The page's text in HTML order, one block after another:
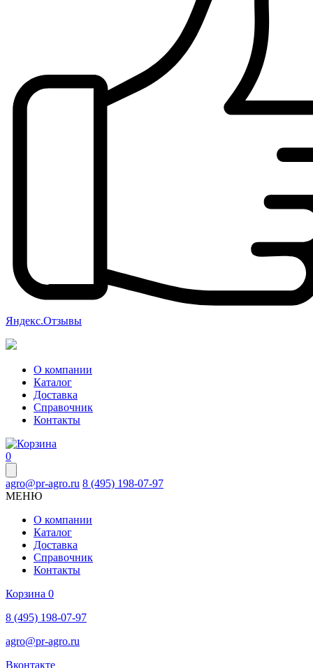
Яндекс.Отзывы
О компании
Каталог
Доставка
Справочник
Контакты
0
agro@pr-agro.ru 8 (495) 198-07-97
МЕНЮ
О компании
Каталог
Доставка
Справочник
Контакты
Корзина 0
8 (495) 198-07-97
agro@pr-agro.ru
Вконтакте